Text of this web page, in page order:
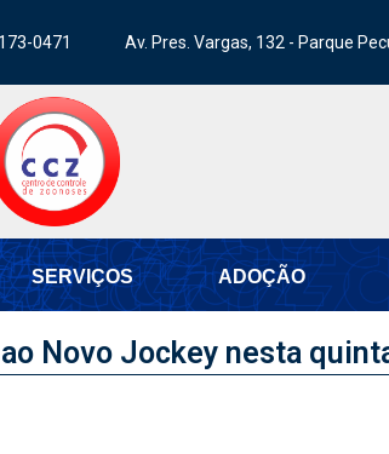
0471 Av. Pres. Vargas, 132 - Parque
SERVIÇOS ADOÇÃO
Novo Jockey nesta